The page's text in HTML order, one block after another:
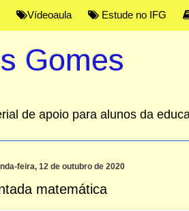
Vídeoaula Estude no IFG
Gomes
de apoio para alunos da
feira, 12 de outubro de 2020
matemática